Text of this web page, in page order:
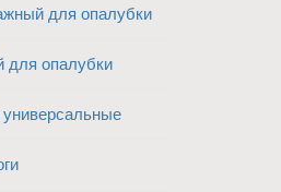
для опалубки
для опалубки